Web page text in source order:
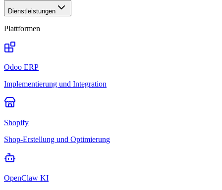
Dienstleistungen
Plattformen
Odoo ERP
Implementierung und Integration
Shopify
Shop-Erstellung und Optimierung
OpenClaw KI